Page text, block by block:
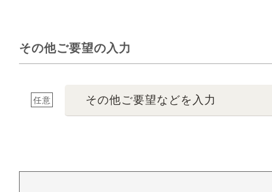
その他ご要望の入力
任意 その他ご要望などを入力